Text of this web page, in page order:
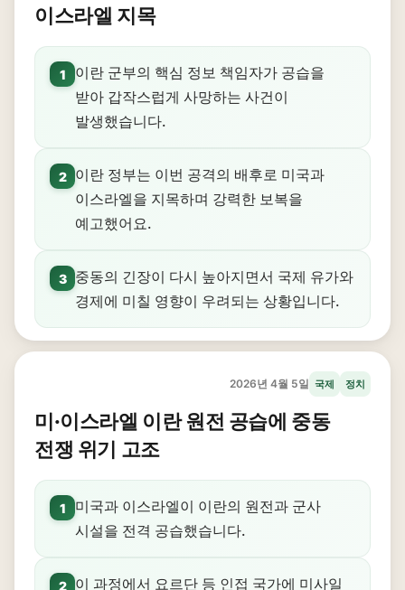
이스라엘 지목
1
이란 군부의 핵심 정보 책임자가 공습을
받아 갑작스럽게 사망하는 사건이
발생했습니다.
2
이란 정부는 이번 공격의 배후로 미국과
이스라엘을 지목하며 강력한 보복을
예고했어요.
3
중동의 긴장이 다시 높아지면서 국제 유가와
경제에 미칠 영향이 우려되는 상황입니다.
2026년 4월 5일 국제 정치
미·이스라엘 이란 원전 공습에 중동
전쟁 위기 고조
1
미국과 이스라엘이 이란의 원전과 군사
시설을 전격 공습했습니다.
2 이 과정에서 요르단 등 인접 국가에 미사일